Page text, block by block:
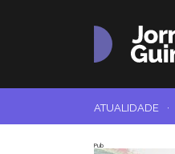
ATUALIDADE ·
Pub